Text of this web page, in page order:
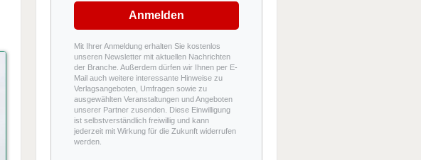
Anmelden
Mit Ihrer Anmeldung erhalten Sie kostenlos
unseren Newsletter mit aktuellen Nachrichten
der Branche. Außerdem dürfen wir Ihnen per E-
Mail auch weitere interessante Hinweise zu
Verlagsangeboten, Umfragen sowie zu
ausgewählten Veranstaltungen und Angeboten
unserer Partner zusenden. Diese Einwilligung
ist selbstverständlich freiwillig und kann
jederzeit mit Wirkung für die Zukunft widerrufen
werden.